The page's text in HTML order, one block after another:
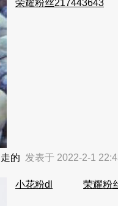
荣耀粉丝217443643
的 发表于 2022-2-1
小花粉dl 荣耀粉